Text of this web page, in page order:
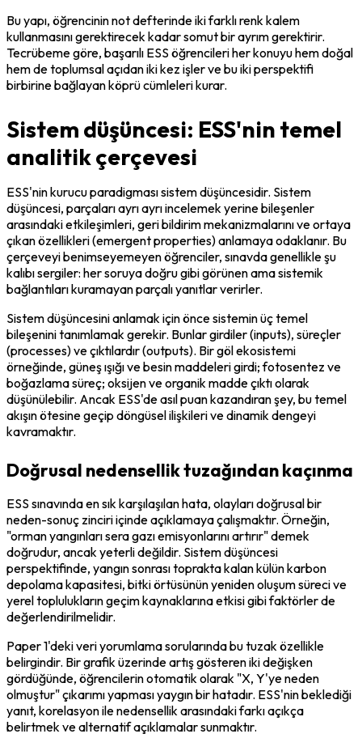
Bu yapı, öğrencinin not defterinde iki farklı renk kalem
kullanmasını gerektirecek kadar somut bir ayrım gerektirir.
Tecrübeme göre, başarılı ESS öğrencileri her konuyu hem doğal
hem de toplumsal açıdan iki kez işler ve bu iki perspektifi
birbirine bağlayan köprü cümleleri kurar.
Sistem düşüncesi: ESS'nin temel
analitik çerçevesi
ESS'nin kurucu paradigması sistem düşüncesidir. Sistem
düşüncesi, parçaları ayrı ayrı incelemek yerine bileşenler
arasındaki etkileşimleri, geri bildirim mekanizmalarını ve ortaya
çıkan özellikleri (emergent properties) anlamaya odaklanır. Bu
çerçeveyi benimseyemeyen öğrenciler, sınavda genellikle şu
kalıbı sergiler: her soruya doğru gibi görünen ama sistemik
bağlantıları kuramayan parçalı yanıtlar verirler.
Sistem düşüncesini anlamak için önce sistemin üç temel
bileşenini tanımlamak gerekir. Bunlar girdiler (inputs), süreçler
(processes) ve çıktılardır (outputs). Bir göl ekosistemi
örneğinde, güneş ışığı ve besin maddeleri girdi; fotosentez ve
boğazlama süreç; oksijen ve organik madde çıktı olarak
düşünülebilir. Ancak ESS'de asıl puan kazandıran şey, bu temel
akışın ötesine geçip döngüsel ilişkileri ve dinamik dengeyi
kavramaktır.
Doğrusal nedensellik tuzağından kaçınma
ESS sınavında en sık karşılaşılan hata, olayları doğrusal bir
neden-sonuç zinciri içinde açıklamaya çalışmaktır. Örneğin,
"orman yangınları sera gazı emisyonlarını artırır" demek
doğrudur, ancak yeterli değildir. Sistem düşüncesi
perspektifinde, yangın sonrası toprakta kalan külün karbon
depolama kapasitesi, bitki örtüsünün yeniden oluşum süreci ve
yerel toplulukların geçim kaynaklarına etkisi gibi faktörler de
değerlendirilmelidir.
Paper 1'deki veri yorumlama sorularında bu tuzak özellikle
belirgindir. Bir grafik üzerinde artış gösteren iki değişken
gördüğünde, öğrencilerin otomatik olarak "X, Y'ye neden
olmuştur" çıkarımı yapması yaygın bir hatadır. ESS'nin beklediği
yanıt, korelasyon ile nedensellik arasındaki farkı açıkça
belirtmek ve alternatif açıklamalar sunmaktır.